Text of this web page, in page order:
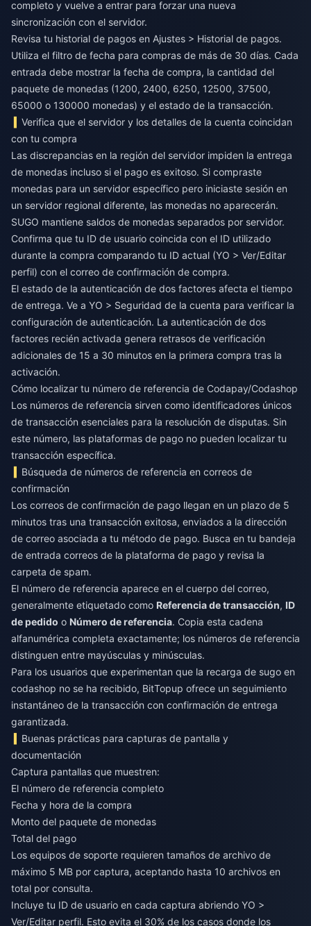
completo y vuelve a entrar para forzar una nueva
sincronización con el servidor.
Revisa tu historial de pagos en Ajustes > Historial de pagos.
Utiliza el filtro de fecha para compras de más de 30 días. Cada
entrada debe mostrar la fecha de compra, la cantidad del
paquete de monedas (1200, 2400, 6250, 12500, 37500,
65000 o 130000 monedas) y el estado de la transacción.
Verifica que el servidor y los detalles de la cuenta coincidan
con tu compra
Las discrepancias en la región del servidor impiden la entrega
de monedas incluso si el pago es exitoso. Si compraste
monedas para un servidor específico pero iniciaste sesión en
un servidor regional diferente, las monedas no aparecerán.
SUGO mantiene saldos de monedas separados por servidor.
Confirma que tu ID de usuario coincida con el ID utilizado
durante la compra comparando tu ID actual (YO > Ver/Editar
perfil) con el correo de confirmación de compra.
El estado de la autenticación de dos factores afecta el tiempo
de entrega. Ve a YO > Seguridad de la cuenta para verificar la
configuración de autenticación. La autenticación de dos
factores recién activada genera retrasos de verificación
adicionales de 15 a 30 minutos en la primera compra tras la
activación.
Cómo localizar tu número de referencia de Codapay/Codashop
Los números de referencia sirven como identificadores únicos
de transacción esenciales para la resolución de disputas. Sin
este número, las plataformas de pago no pueden localizar tu
transacción específica.
Búsqueda de números de referencia en correos de
confirmación
Los correos de confirmación de pago llegan en un plazo de 5
minutos tras una transacción exitosa, enviados a la dirección
de correo asociada a tu método de pago. Busca en tu bandeja
de entrada correos de la plataforma de pago y revisa la
carpeta de spam.
El número de referencia aparece en el cuerpo del correo,
generalmente etiquetado como Referencia de transacción, ID
de pedido o Número de referencia. Copia esta cadena
alfanumérica completa exactamente; los números de referencia
distinguen entre mayúsculas y minúsculas.
Para los usuarios que experimentan que la recarga de sugo en
codashop no se ha recibido, BitTopup ofrece un seguimiento
instantáneo de la transacción con confirmación de entrega
garantizada.
Buenas prácticas para capturas de pantalla y
documentación
Captura pantallas que muestren:
El número de referencia completo
Fecha y hora de la compra
Monto del paquete de monedas
Total del pago
Los equipos de soporte requieren tamaños de archivo de
máximo 5 MB por captura, aceptando hasta 10 archivos en
total por consulta.
Incluye tu ID de usuario en cada captura abriendo YO >
Ver/Editar perfil. Esto evita el 30% de los casos donde los